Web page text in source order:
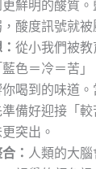
鮮明的酸質
酸度訊號就被
從小我們被
色＝冷＝苦
喝到的味道
備好迎接「
突出。
： 人類的大